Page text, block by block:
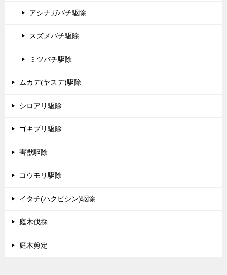
アシナガバチ駆除
スズメバチ駆除
ミツバチ駆除
ムカデ(ヤスデ)駆除
シロアリ駆除
ゴキブリ駆除
害獣駆除
コウモリ駆除
イタチ(ハクビシン)駆除
庭木伐採
庭木剪定